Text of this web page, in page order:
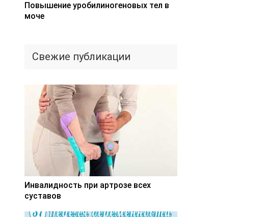
Повышение уробилиногеновых тел в
моче
Свежие публикации
Инвалидность при артрозе всех
суставов